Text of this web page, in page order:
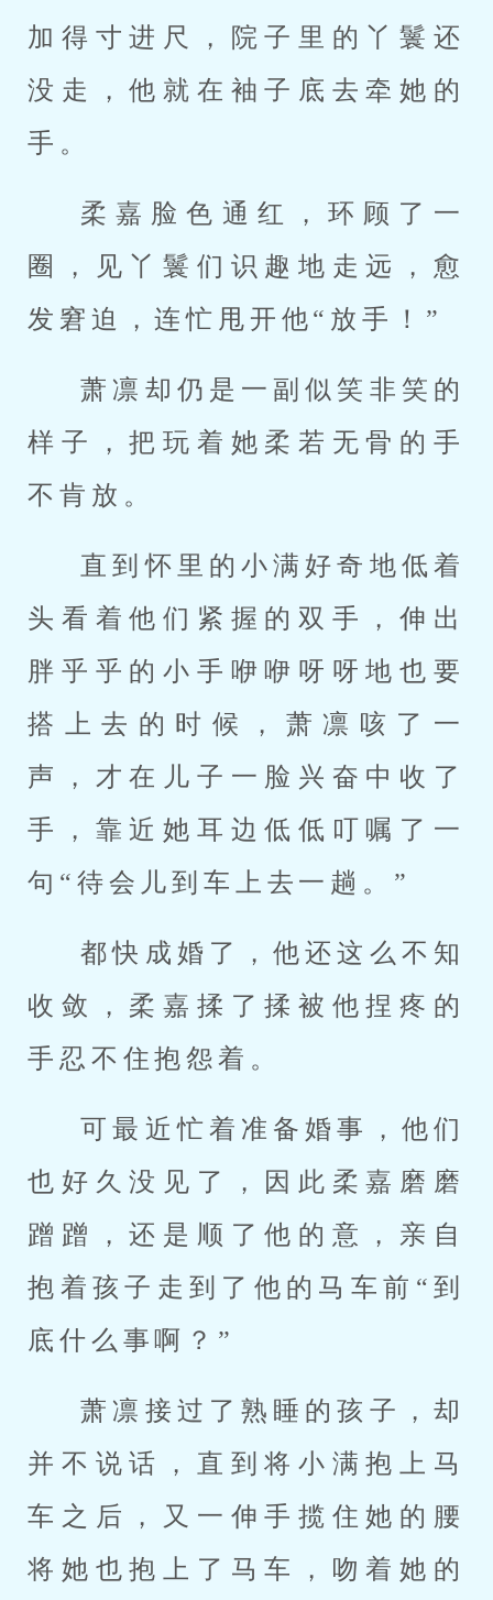
加得寸进尺，院子里的丫鬟还
没走，他就在袖子底去牵她的
手。
柔嘉脸色通红，环顾了一
圈，见丫鬟们识趣地走远，愈
发窘迫，连忙甩开他“放手！”
萧凛却仍是一副似笑非笑的
样子，把玩着她柔若无骨的手
不肯放。
直到怀里的小满好奇地低着
头看着他们紧握的双手，伸出
胖乎乎的小手咿咿呀呀地也要
搭上去的时候，萧凛咳了一
声，才在儿子一脸兴奋中收了
手，靠近她耳边低低叮嘱了一
句“待会儿到车上去一趟。”
都快成婚了，他还这么不知
收敛，柔嘉揉了揉被他捏疼的
手忍不住抱怨着。
可最近忙着准备婚事，他们
也好久没见了，因此柔嘉磨磨
蹭蹭，还是顺了他的意，亲自
抱着孩子走到了他的马车前“到
底什么事啊？”
萧凛接过了熟睡的孩子，却
并不说话，直到将小满抱上马
车之后，又一伸手揽住她的腰
将她也抱上了马车，吻着她的